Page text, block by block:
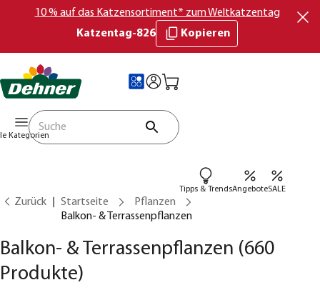
10 % auf das Katzensortiment* zum Weltkatzentag
Katzentag-826
Kopieren
Kategorien
Tipps & TrendsAngeboteSALE
Zurück Startseite
Pflanzen
Balkon- & Terrassenpflanzen
Balkon- & Terrassenpflanzen (660
Produkte)